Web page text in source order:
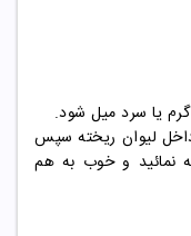
یا سرد میل شود.
داخل لیوان ریخته سپس
نمائید و خوب به هم